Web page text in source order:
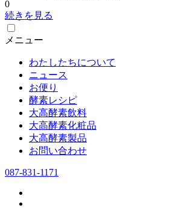
0
続きを見る
メニュー
わたしたちについて
ニュース
お便り
酵素レシピ
大高酵素飲料
大高酵素化粧品
大高酵素製品
お問い合わせ
087-831-1171